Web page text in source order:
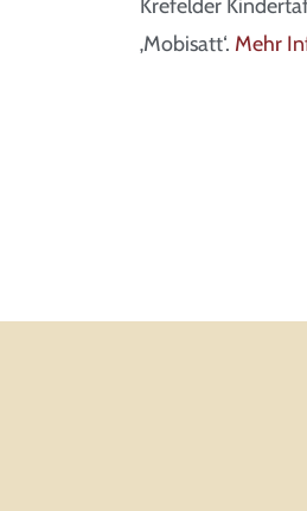
Krefelder
‚Mobisatt‘. Mehr